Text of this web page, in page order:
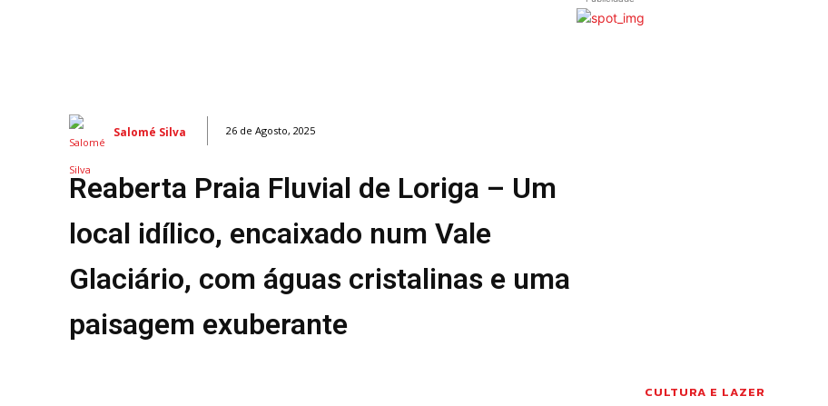
POLÍTICA
CULTURA E LAZER
SOCIEDADE
OCORRÊNCIAS
Onde comprar o Jornal
Salomé Silva 26 de Agosto, 2025
Reaberta Praia Fluvial de Loriga – Um
local idílico, encaixado num Vale
Glaciário, com águas cristalinas e uma
paisagem exuberante
CULTURA E LAZER